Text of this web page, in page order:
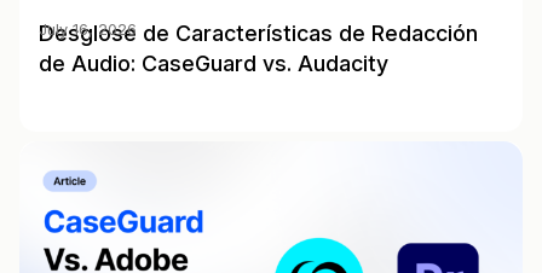
Desglose de Características de Redacción
de Audio: CaseGuard vs. Audacity
July 16, 2026